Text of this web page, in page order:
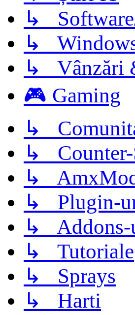
↳
↳
↳ Vânzări
🎮 Gaming
↳
↳ Counter-
↳
↳ Plugin-
↳ Addons-
↳ Tutoriale
↳ Sprays
↳ Harti